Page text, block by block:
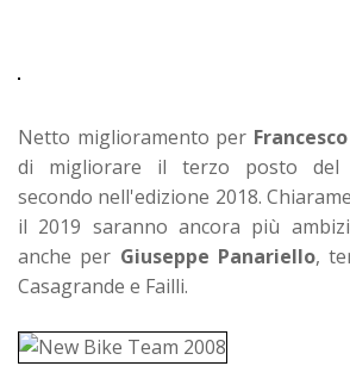
Netto miglioramento per
di migliorare il terzo posto del
secondo nell'edizione 2018.
il 2019 saranno ancora più
anche per Giuseppe Panariello,
Casagrande e Failli.